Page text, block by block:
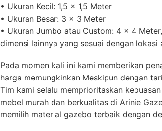
• Ukuran Kecil: 1,5 x 1,5 Meter
• Ukuran Besar: 3 x 3 Meter
• Ukuran Jumbo atau Custom: 4 x 4
dimensi lainnya yang sesuai dengan lokasi
Pada momen kali ini kami memberikan
harga memungkinkan Meskipun dengan
Tim kami selalu memprioritaskan
mebel murah dan berkualitas di Arinie
memilih material gazebo terbaik dengan